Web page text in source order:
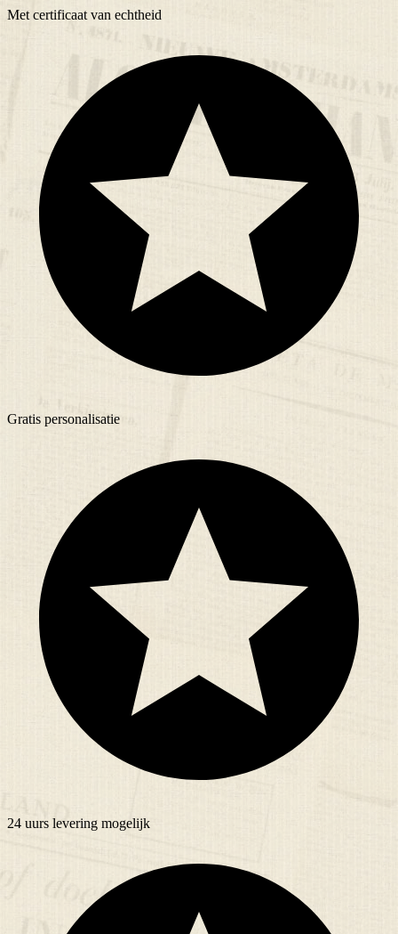
Met certificaat van echtheid
Gratis personalisatie
24 uurs levering mogelijk